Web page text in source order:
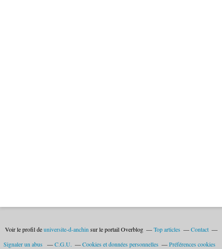
Voir le profil deuniversite-d-anchin sur le portail Overblog Top articles
Contact
Signaler un abus
C.G.U. Cookies et données personnelles Préférences cookies